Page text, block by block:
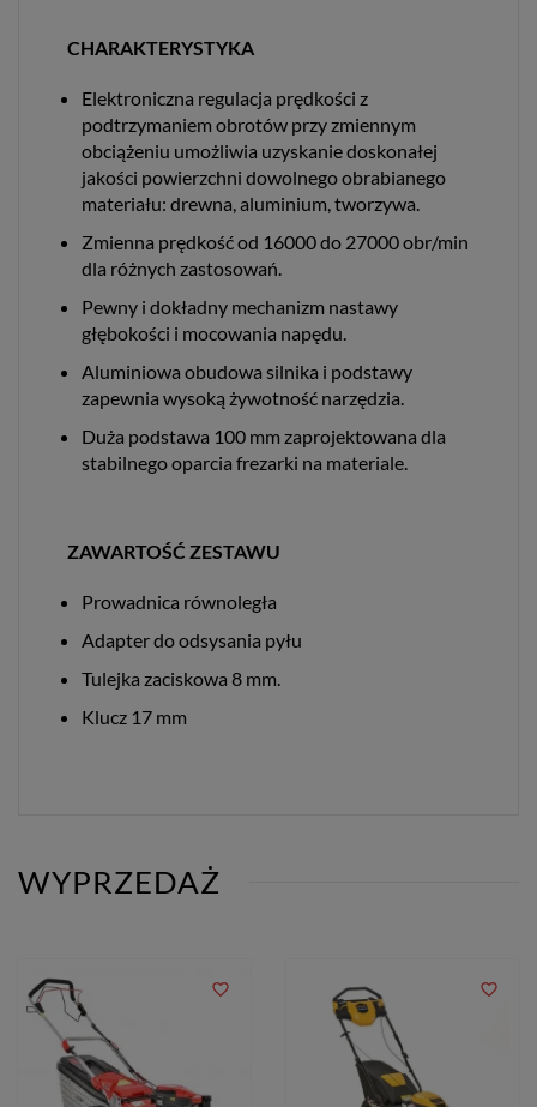
CHARAKTERYSTYKA
Elektroniczna regulacja prędkości z
podtrzymaniem obrotów przy zmiennym
obciążeniu umożliwia uzyskanie doskonałej
jakości powierzchni dowolnego obrabianego
materiału: drewna, aluminium, tworzywa.
Zmienna prędkość od 16000 do 27000 obr/min
dla różnych zastosowań.
Pewny i dokładny mechanizm nastawy
głębokości i mocowania napędu.
Aluminiowa obudowa silnika i podstawy
zapewnia wysoką żywotność narzędzia.
Duża podstawa 100 mm zaprojektowana dla
stabilnego oparcia frezarki na materiale.
ZAWARTOŚĆ ZESTAWU
Prowadnica równoległa
Adapter do odsysania pyłu
Tulejka zaciskowa 8 mm.
Klucz 17 mm
WYPRZEDAŻ
favorite_border favorite_border